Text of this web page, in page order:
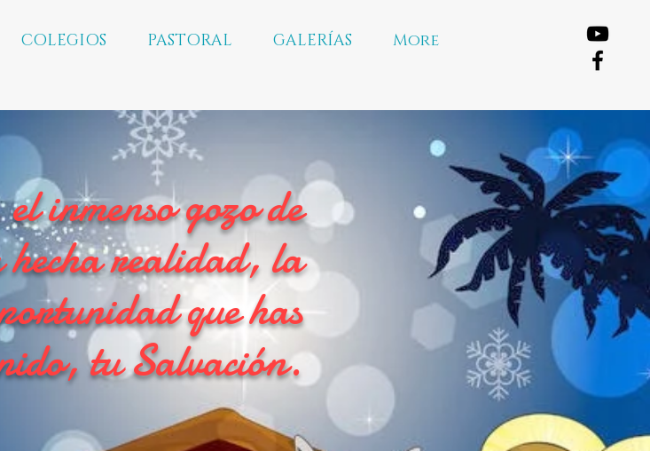
COLEGIOS PASTORAL GALERÍAS More
inmenso gozo de
hecha realidad, la
que has
tu Salvación.